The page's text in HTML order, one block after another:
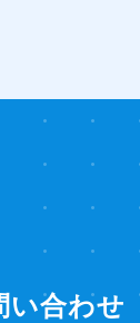
い合わせ